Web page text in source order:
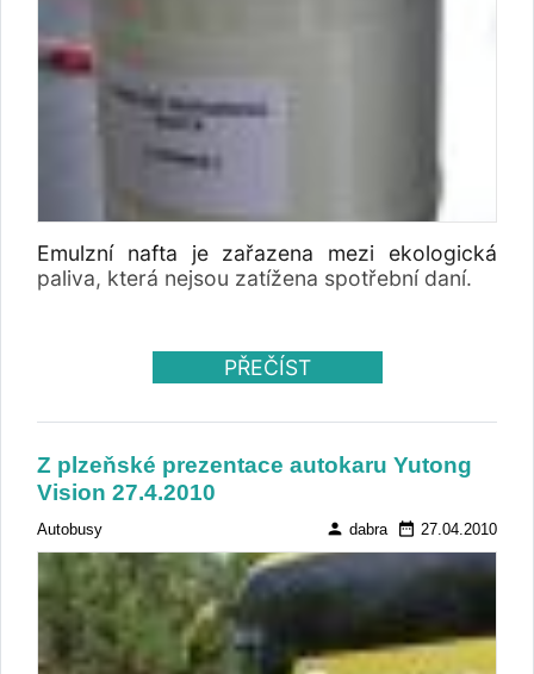
Emulzní nafta je zařazena mezi ekologická
paliva, která nejsou zatížena spotřební daní.
PŘEČÍST
Z plzeňské prezentace autokaru Yutong
Vision 27.4.2010
Autobusy person dabra date_range 27.04.2010